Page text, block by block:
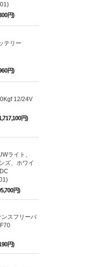
円)
テリー
円)
12/24V
円)
ライト、
ズ、ホワイ
円)
スフリーバ
円)